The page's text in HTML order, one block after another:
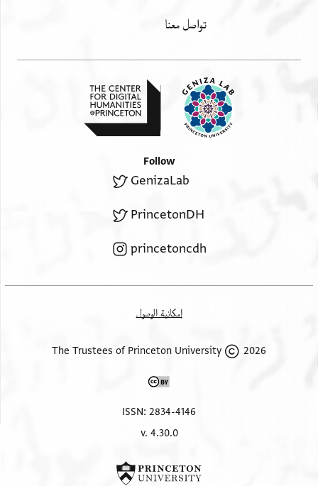
تواصل معنا
Follow
GenizaLab
PrincetonDH
princetoncdh
إمكانية الوصول
2026 The Trustees of Princeton University
ISSN: 2834-4146
v. 4.30.0